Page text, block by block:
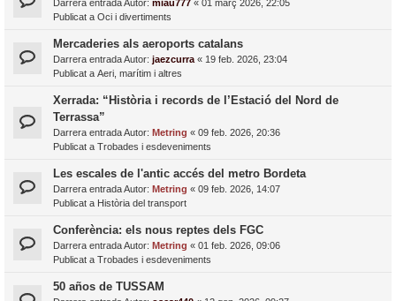
Darrera entrada Autor: miau777 « 01 març 2026, 22:05
Publicat a Oci i divertiments
Mercaderies als aeroports catalans
Darrera entrada Autor: jaezcurra « 19 feb. 2026, 23:04
Publicat a Aeri, marítim i altres
Xerrada: “Història i records de l’Estació del Nord de
Terrassa”
Darrera entrada Autor: Metring « 09 feb. 2026, 20:36
Publicat a Trobades i esdeveniments
Les escales de l'antic accés del metro Bordeta
Darrera entrada Autor: Metring « 09 feb. 2026, 14:07
Publicat a Història del transport
Conferència: els nous reptes dels FGC
Darrera entrada Autor: Metring « 01 feb. 2026, 09:06
Publicat a Trobades i esdeveniments
50 años de TUSSAM